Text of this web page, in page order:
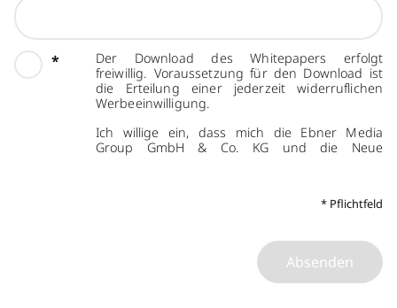
*
Der Download des Whitepapers erfolgt
freiwillig. Voraussetzung für den Download ist
die Erteilung einer jederzeit widerruflichen
Werbeeinwilligung.
Ich willige ein, dass mich die Ebner Media
Group GmbH & Co. KG und die Neue
Webinare, weitere Verlagsprodukte sowie über
darf. Die Weitergabe meiner
personenbezogenen Daten an den Anbieter
des Whitepapers (Samsung Ads, 3rd Floor 80
Strand, London, WC2R 0BP, United Kingdom) für
* Pflichtfeld
Absenden